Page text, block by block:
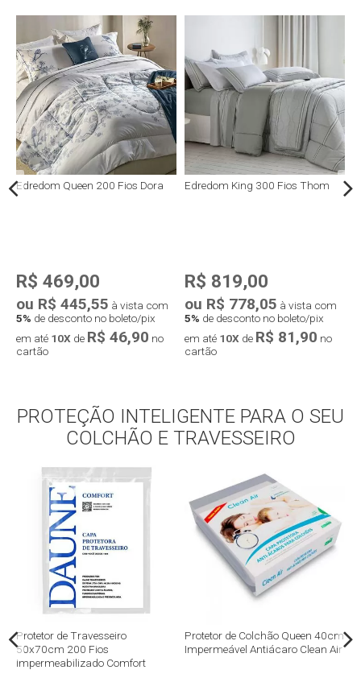
Edredom Queen 200 Fios Dora
R$ 469,00
ou R$ 445,55 à vista com
5% de desconto no boleto/pix
em até 10X de R$ 46,90 no
cartão
Compra rápida
Edredom King 300 Fios Thom
R$ 819,00
ou R$ 778,05 à vista com
5% de desconto no boleto/pix
em até 10X de R$ 81,90 no
cartão
Compra rápida
PROTEÇÃO INTELIGENTE PARA O SEU
COLCHÃO E TRAVESSEIRO
Protetor de Travesseiro
50x70cm 200 Fios
Impermeabilizado Comfort
Protetor de Colchão Queen 40cm
Impermeável Antiácaro Clean Air